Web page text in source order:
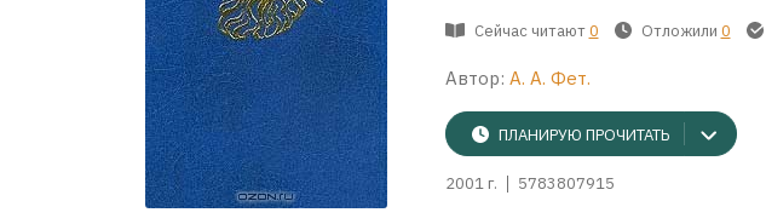
Сейчас читают 0 Отложили 0
Автор: А. А. Фет.
ПЛАНИРУЮ ПРОЧИТАТЬ
2001 г. 5783807915